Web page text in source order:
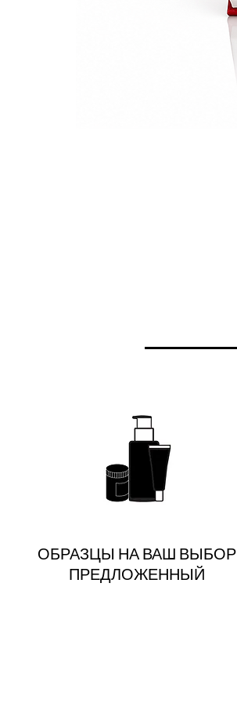
ОБРАЗЦЫ НА ВАШ ВЫБОР
ПРЕДЛОЖЕННЫЙ